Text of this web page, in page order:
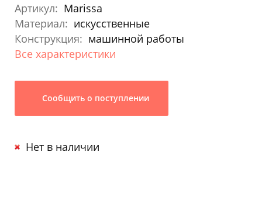
Артикул: Marissa
Материал: искусственные
Конструкция: машинной работы
Все характеристики
Сообщить о поступлении
Нет в наличии